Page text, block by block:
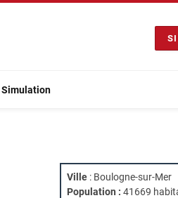
Simulation
Ville : Boulogne-sur-Mer
Population : 41669